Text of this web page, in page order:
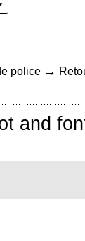
police →
and